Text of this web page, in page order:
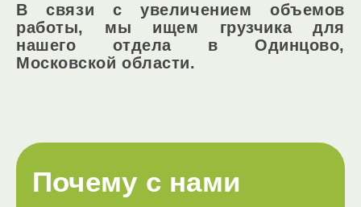
В связи с увеличением объемов
работы, мы ищем грузчика для
нашего отдела в Одинцово,
Московской области.
Почему с нами